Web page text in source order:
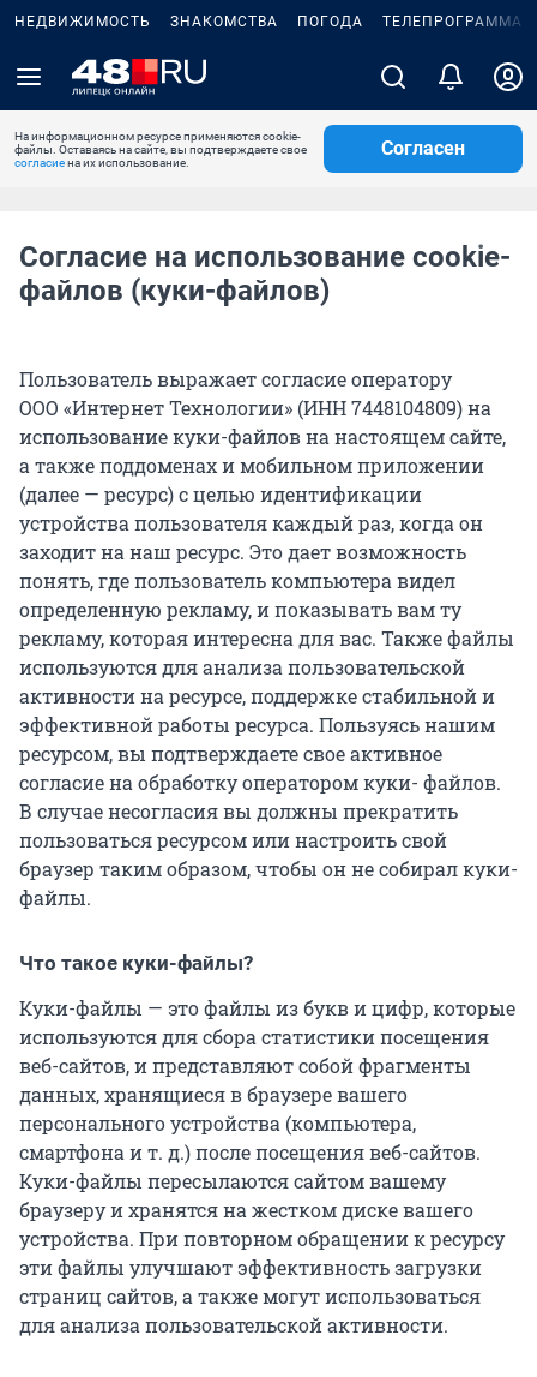
НЕДВИЖИМОСТЬ ЗНАКОМСТВА ПОГОДА ТЕЛЕПРОГРАММА
На информационном ресурсе применяются cookie-
файлы. Оставаясь на сайте, вы подтверждаете свое
согласиена их использование.
Согласен
Согласие на использование cookie-
файлов (куки-файлов)
Пользователь выражает согласие оператору
ООО «Интернет Технологии» (ИНН 7448104809) на
использование куки-файлов на настоящем сайте,
а также поддоменах и мобильном приложении
(далее — ресурс) с целью идентификации
устройства пользователя каждый раз, когда он
заходит на наш ресурс. Это дает возможность
понять, где пользователь компьютера видел
определенную рекламу, и показывать вам ту
рекламу, которая интересна для вас. Также файлы
используются для анализа пользовательской
активности на ресурсе, поддержке стабильной и
эффективной работы ресурса. Пользуясь нашим
ресурсом, вы подтверждаете свое активное
согласие на обработку оператором куки- файлов.
В случае несогласия вы должны прекратить
пользоваться ресурсом или настроить свой
браузер таким образом, чтобы он не собирал куки-
файлы.
Что такое куки-файлы?
Куки-файлы — это файлы из букв и цифр, которые
используются для сбора статистики посещения
веб-сайтов, и представляют собой фрагменты
данных, хранящиеся в браузере вашего
персонального устройства (компьютера,
смартфона и т. д.) после посещения веб-сайтов.
Куки-файлы пересылаются сайтом вашему
браузеру и хранятся на жестком диске вашего
устройства. При повторном обращении к ресурсу
эти файлы улучшают эффективность загрузки
страниц сайтов, а также могут использоваться
для анализа пользовательской активности.